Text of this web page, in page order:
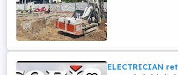
ELECTRICIAN